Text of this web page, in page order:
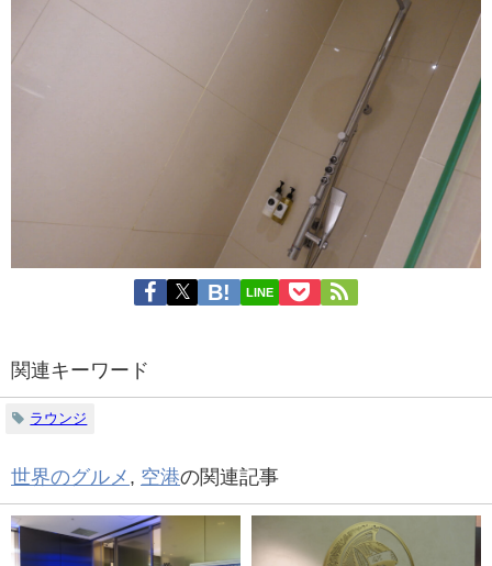
LINE
関連キーワード
ラウンジ
世界のグルメ , 空港の関連記事